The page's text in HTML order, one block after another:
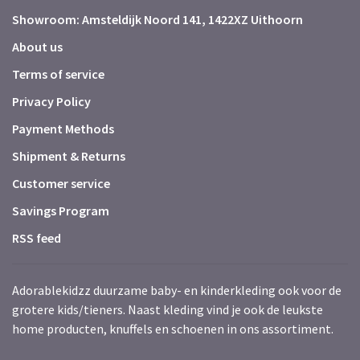
Showroom: Amsteldijk Noord 141, 1422XZ Uithoorn
About us
Terms of service
Privacy Policy
Payment Methods
Shipment & Returns
Customer service
Savings Program
RSS feed
Adorablekidzz duurzame baby- en kinderkleding ook voor de
grotere kids/tieners. Naast kleding vind je ook de leukste
home producten, knuffels en schoenen in ons assortiment.